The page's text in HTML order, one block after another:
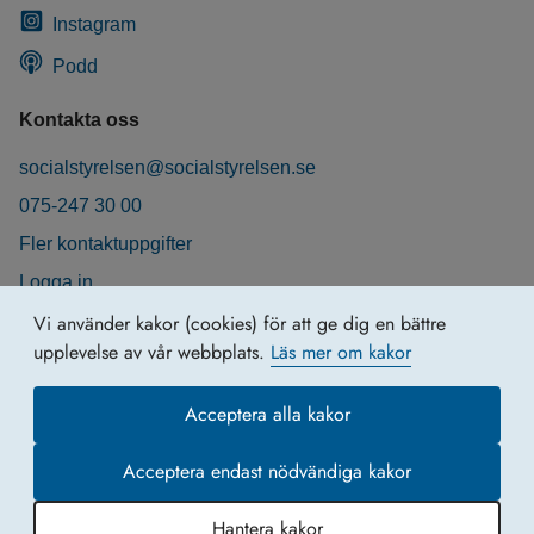
Vi använder kakor (cookies) för att ge dig en bättre
upplevelse av vår webbplats. Läs mer om kakor
Acceptera alla kakor
Acceptera endast nödvändiga kakor
Instagram
Podd
Kontakta oss
socialstyrelsen@socialstyrelsen.se
075-247 30 00
Fler kontaktuppgifter
Logga in
Behandling av personuppgifter